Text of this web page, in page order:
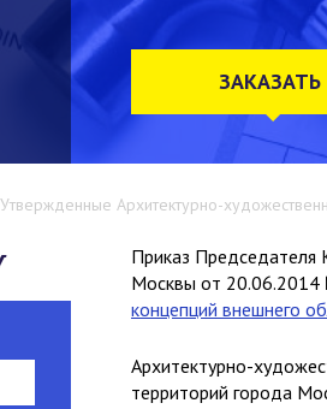
ЗАКАЗАТЬ
Утвержденные Архитектурно-
Приказ Председателя
Москвы от
концепций внешнего
Архитектурно-
территорий города